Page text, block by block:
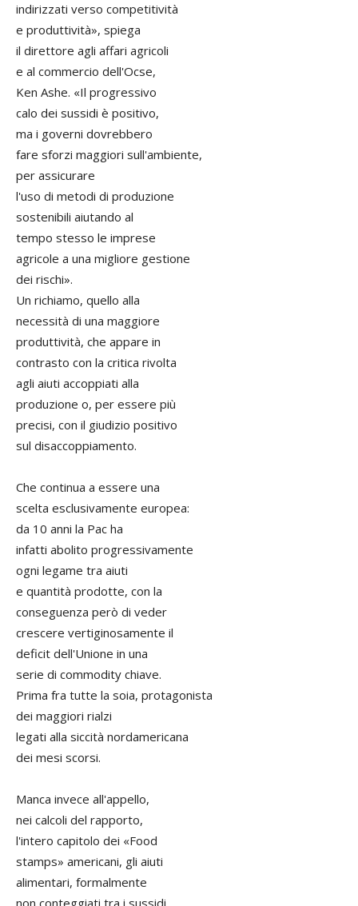
indirizzati verso competitività
e produttività», spiega
il direttore agli affari agricoli
e al commercio dell'Ocse,
Ken Ashe. «Il progressivo
calo dei sussidi è positivo,
ma i governi dovrebbero
fare sforzi maggiori sull'ambiente,
per assicurare
l'uso di metodi di produzione
sostenibili aiutando al
tempo stesso le imprese
agricole a una migliore gestione
dei rischi».
Un richiamo, quello alla
necessità di una maggiore
produttività, che appare in
contrasto con la critica rivolta
agli aiuti accoppiati alla
produzione o, per essere più
precisi, con il giudizio positivo
sul disaccoppiamento.
Che continua a essere una
scelta esclusivamente europea:
da 10 anni la Pac ha
infatti abolito progressivamente
ogni legame tra aiuti
e quantità prodotte, con la
conseguenza però di veder
crescere vertiginosamente il
deficit dell'Unione in una
serie di commodity chiave.
Prima fra tutte la soia, protagonista
dei maggiori rialzi
legati alla siccità nordamericana
dei mesi scorsi.
Manca invece all'appello,
nei calcoli del rapporto,
l'intero capitolo dei «Food
stamps» americani, gli aiuti
alimentari, formalmente
non conteggiati tra i sussidi